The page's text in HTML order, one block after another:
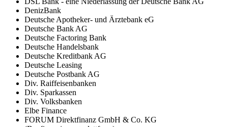
DenizBank
Deutsche Apotheker- und Ärztebank eG
Deutsche Bank AG
Deutsche Factoring Bank
Deutsche Handelsbank
Deutsche Kreditbank AG
Deutsche Leasing
Deutsche Postbank AG
Div. Raiffeisenbanken
Div. Sparkassen
Div. Volksbanken
Elbe Finance
FORUM Direktfinanz GmbH & Co. KG